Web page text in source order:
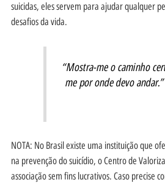
suicidas, eles servem para ajudar qualquer
desafios da vida.
“Mostra-me o caminho
me por onde devo
NOTA: No Brasil existe uma instituição que
na prevenção do suicídio, o Centro de
associação sem fins lucrativos. Caso precise